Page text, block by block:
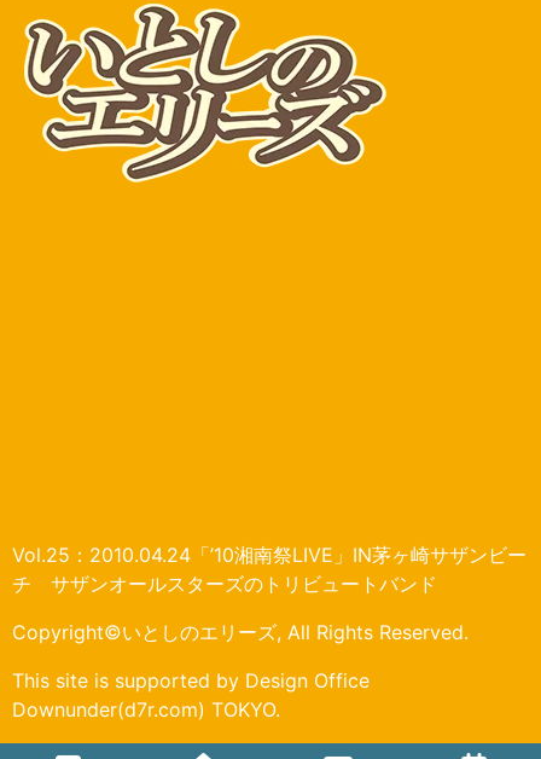
Vol.25：2010.04.24「’10湘南祭LIVE」IN茅ヶ崎サザンビー
チ サザンオールスターズのトリビュートバンド
Copyright©いとしのエリーズ, All Rights Reserved.
This site is supported by Design Office
Downunder(d7r.com) TOKYO.